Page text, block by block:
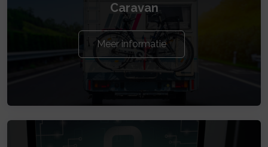
Caravan
Meer informatie